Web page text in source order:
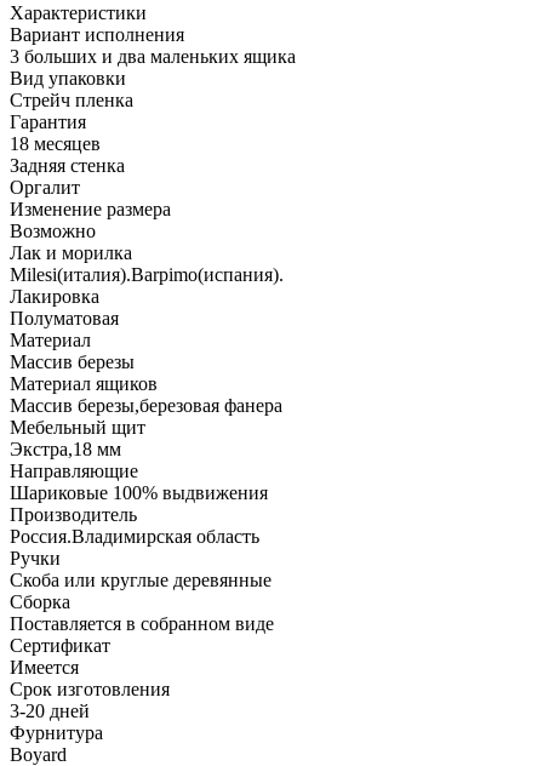
Характеристики
Вариант исполнения
3 больших и два маленьких ящика
Вид упаковки
Стрейч пленка
Гарантия
18 месяцев
Задняя стенка
Оргалит
Изменение размера
Возможно
Лак и морилка
Milesi(италия).Barpimo(испания).
Лакировка
Полуматовая
Материал
Массив березы
Материал ящиков
Массив березы,березовая фанера
Мебельный щит
Экстра,18 мм
Направляющие
Шариковые 100% выдвижения
Производитель
Россия.Владимирская область
Ручки
Скоба или круглые деревянные
Сборка
Поставляется в собранном виде
Сертификат
Имеется
Срок изготовления
3-20 дней
Фурнитура
Boyard